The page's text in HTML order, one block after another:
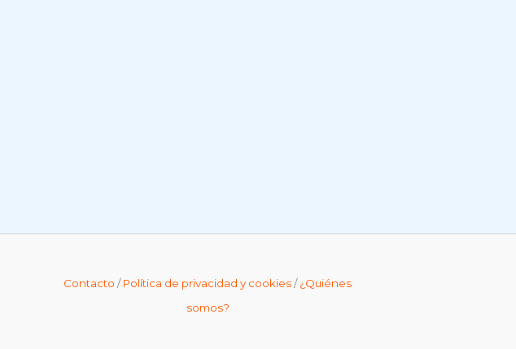
Contacto /Política de privacidad y cookies/¿Quiénes
somos?